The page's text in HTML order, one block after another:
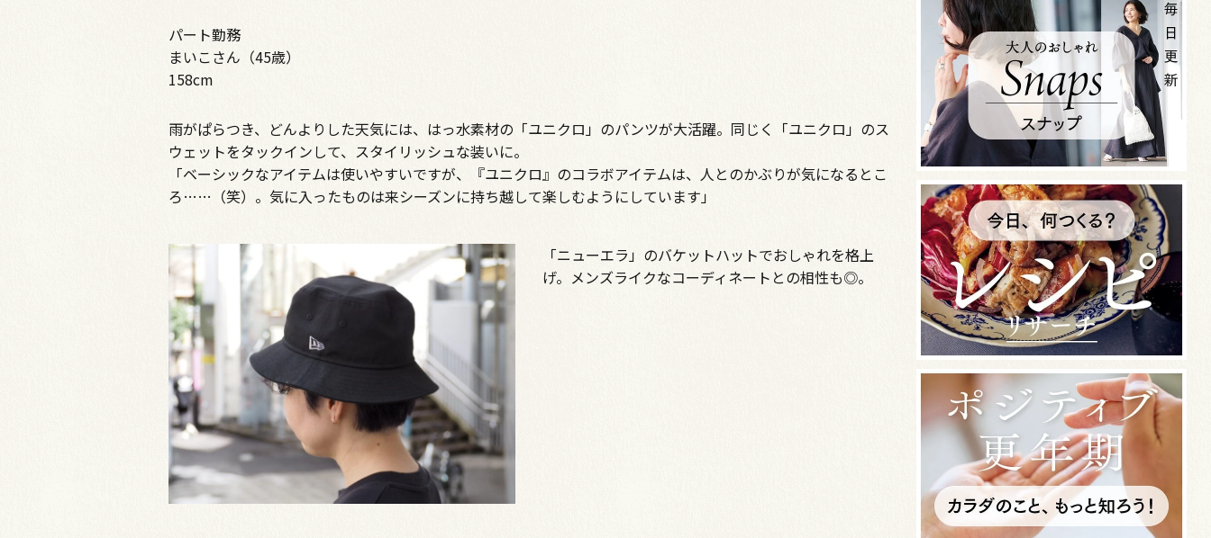
パート勤務
まいこさん（45歳）
158cm
雨がぱらつき、どんよりした天気には、はっ水素材の「ユニクロ」のパンツが大活躍。同じく「ユニクロ」のス
ウェットをタックインして、スタイリッシュな装いに。
「ベーシックなアイテムは使いやすいですが、『ユニクロ』のコラボアイテムは、人とのかぶりが気になるとこ
ろ……（笑）。気に入ったものは来シーズンに持ち越して楽しむようにしています」
「ニューエラ」のバケットハットでおしゃれを格上
げ。メンズライクなコーディネートとの相性も◎。